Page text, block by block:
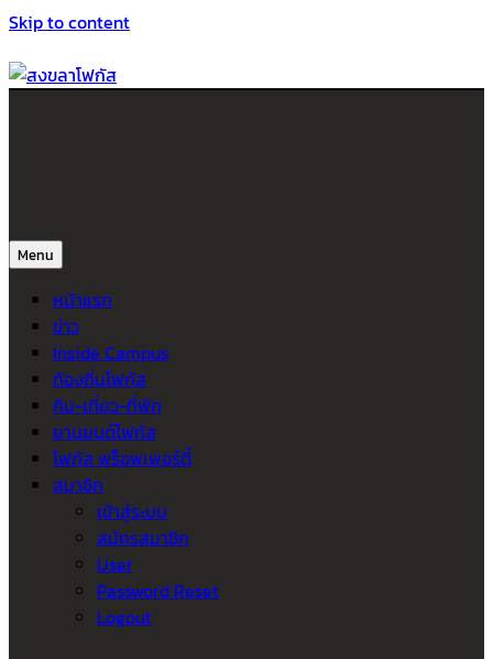
Skip to content
Menu
หน้าแรก
ข่าว
Inside Campus
ท้องถิ่นโฟกัส
กิน-เที่ยว-ที่พัก
ยานยนต์โฟกัส
โฟกัส พร็อพเพอร์ตี้
สมาชิก
เข้าสู่ระบบ
สมัครสมาชิก
User
Password Reset
Logout